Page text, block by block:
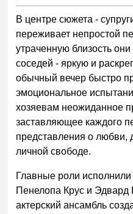
В центре сюжета -
переживает непростой
утраченную близость
соседей - яркую и
обычный вечер быстро
эмоциональное
хозяевам неожиданное
заставляющее каждого
представления о любви,
личной свободе.
Главные роли
Пенелопа Крус и Эдвард
актерский ансамбль